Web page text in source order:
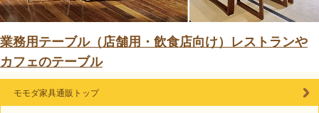
業務用テーブル（店舗用・飲食店向け）レストランや
カフェのテーブル
モモダ家具通販トップ